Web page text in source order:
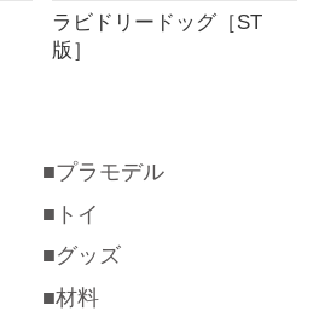
ラビドリードッグ［ST
版］
プラモデル
トイ
グッズ
材料